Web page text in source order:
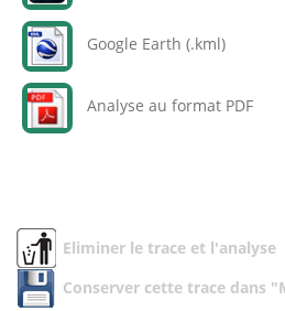
Google Earth (.kml)
Analyse au format PDF
Eliminer le trace et l'analyse
Conserver cette trace dans